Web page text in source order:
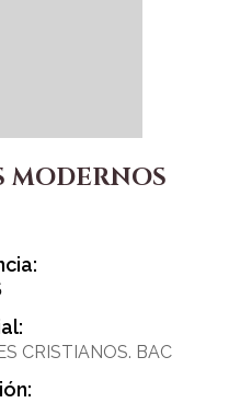
MODERNOS
CRISTIANOS. BAC